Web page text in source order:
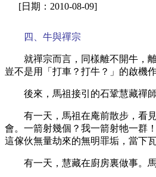
[日期：2010-08-09]
四、牛與禪宗
就禪宗而言，同樣離不開牛，
豈不是用「打車？打牛？」的啟機
後來，馬祖接引的石鞏慧藏禪
有一天，馬祖在庵前散步，看
會。一箭射幾個？我一箭射牠一群
這傢伙無量劫來的無明罪垢，當下
有一天，慧藏在廚房裏做事。